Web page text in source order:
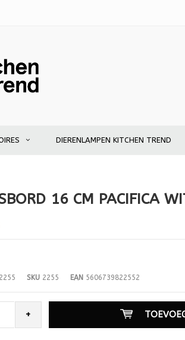
DIERENLAMPEN KITCHEN TREND
16 CM PACIFICA
SKU2255 EAN5606739822552
+